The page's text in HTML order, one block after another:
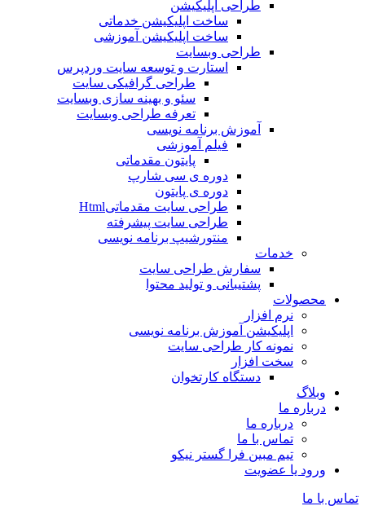
طراحی اپلیکیشن
ساخت اپلیکیشن خدماتی
ساخت اپلیکیشن آموزشی
طراحی وبسایت
استارت و توسعه سایت وردپرس
طراحی گرافیکی سایت
سئو و بهینه سازی وبسایت
تعرفه طراحی وبسایت
آموزش برنامه نویسی
فیلم آموزشی
پایتون مقدماتی
دوره ی سی شارپ
دوره ی پایتون
طراحی سایت مقدماتیHtml
طراحی سایت پیشرفته
منتورشیپ برنامه نویسی
خدمات
سفارش طراحی سایت
پشتیبانی و تولید محتوا
محصولات
نرم افزار
اپلیکیشن آموزش برنامه نویسی
نمونه کار طراحی سایت
سخت افزار
دستگاه کارتخوان
وبلاگ
درباره ما
درباره ما
تماس با ما
تیم مبین فرا گستر نیکو
ورود یا عضویت
تماس با ما